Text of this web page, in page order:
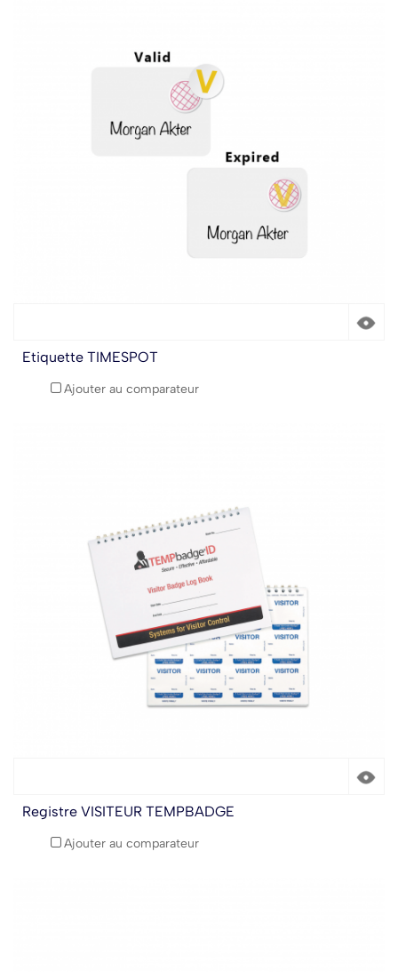
Etiquette TIMESPOT
Ajouter au comparateur
Registre VISITEUR TEMPBADGE
Ajouter au comparateur